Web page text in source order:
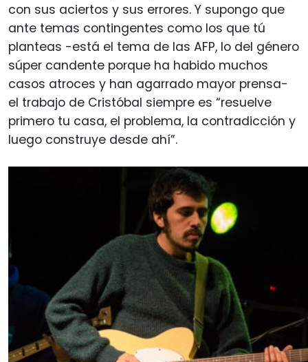
con sus aciertos y sus errores. Y supongo que
ante temas contingentes como los que tú
planteas -está el tema de las AFP, lo del género
súper candente porque ha habido muchos
casos atroces y han agarrado mayor prensa-
el trabajo de Cristóbal siempre es “resuelve
primero tu casa, el problema, la contradicción y
luego construye desde ahí”.